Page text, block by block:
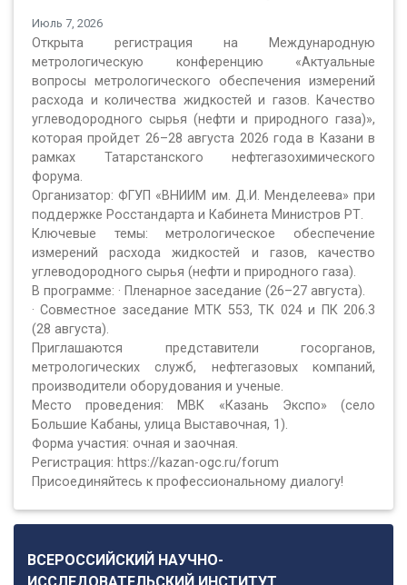
Июль 7, 2026
Открыта регистрация на Международную
метрологическую конференцию «Актуальные
вопросы метрологического обеспечения измерений
расхода и количества жидкостей и газов. Качество
углеводородного сырья (нефти и природного газа)»,
которая пройдет 26–28 августа 2026 года в Казани в
рамках Татарстанского нефтегазохимического
форума.
Организатор: ФГУП «ВНИИМ им. Д.И. Менделеева» при
поддержке Росстандарта и Кабинета Министров РТ.
Ключевые темы: метрологическое обеспечение
измерений расхода жидкостей и газов, качество
углеводородного сырья (нефти и природного газа).
В программе: · Пленарное заседание (26–27 августа).
· Совместное заседание МТК 553, ТК 024 и ПК 206.3
(28 августа).
Приглашаются представители госорганов,
метрологических служб, нефтегазовых компаний,
производители оборудования и ученые.
Место проведения: МВК «Казань Экспо» (село
Большие Кабаны, улица Выставочная, 1).
Форма участия: очная и заочная.
Регистрация: https://kazan-ogc.ru/forum
Присоединяйтесь к профессиональному диалогу!
ВСЕРОССИЙСКИЙ НАУЧНО-